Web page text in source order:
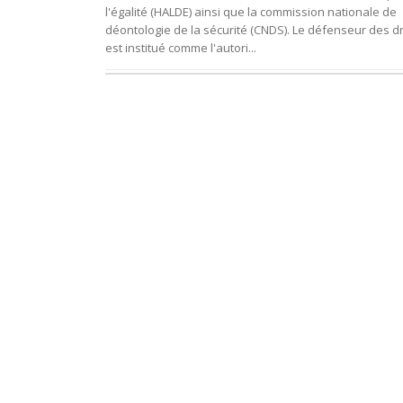
l'égalité (HALDE) ainsi que la commission nationale de
déontologie de la sécurité (CNDS). Le défenseur des
est institué comme l'autori...